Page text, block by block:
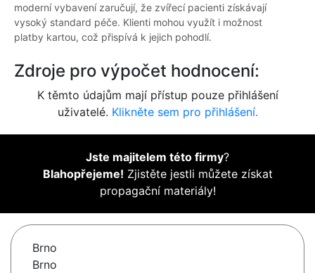
moderní vybavení zaručují, že zvířecí pacienti získávají
vysoký standard péče. Klienti mohou využít i možnost
platby kartou, což přispívá k jejich pohodlí.
Zdroje pro výpočet hodnocení:
K těmto údajům mají přístup pouze přihlášení
uživatelé. Klikněte sem pro přihlášení.
Jste majitelem této firmy?
Blahopřejeme! Zjistěte jestli můžete získat
propagační materiály!
Brno
Brno